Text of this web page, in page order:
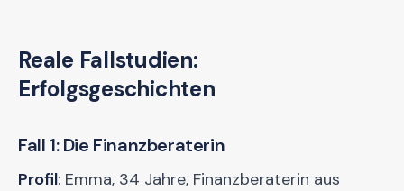
Reale Fallstudien:
Erfolgsgeschichten
Fall 1: Die Finanzberaterin
Profil: Emma, 34 Jahre, Finanzberaterin aus